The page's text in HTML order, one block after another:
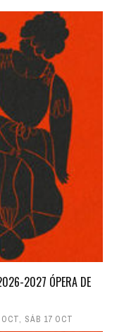
2027 ÓPERA DE
, SÁB 17 OCT